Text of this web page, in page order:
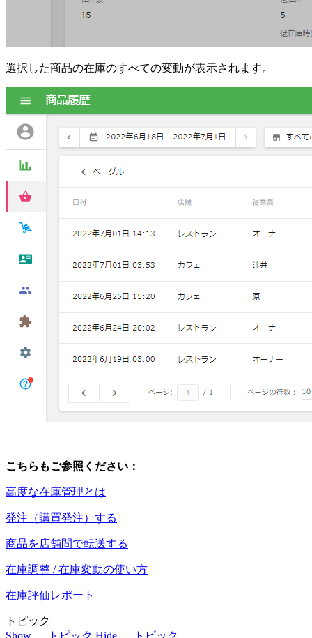
選択した商品の在庫のすべての変動が表示されます。
こちらもご参照ください：
高度な在庫管理とは
発注（購買発注）する
商品を店舗間で転送する
在庫調整 / 在庫変動の使い方
在庫評価レポート
トピック